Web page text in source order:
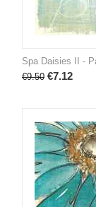
Spa Daisies II -
€9.50 €7.12